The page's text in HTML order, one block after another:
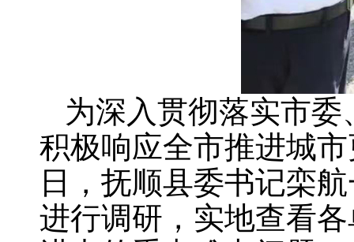
为深入贯彻落实市
积极响应全市推进城
日，抚顺县委书记栾
进行调研，实地查看